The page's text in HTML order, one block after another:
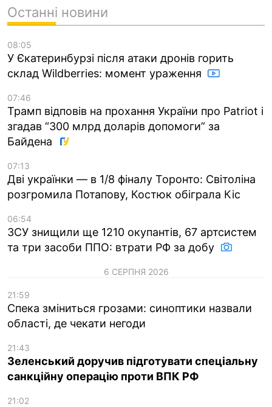
Останні новини
08:05
У Єкатеринбурзі після атаки дронів горить
склад Wildberries: момент ураження
07:46
Трамп відповів на прохання України про Patriot і
згадав “300 млрд доларів допомоги” за
Байдена
07:13
Дві українки — в 1/8 фіналу Торонто: Світоліна
розгромила Потапову, Костюк обіграла Кіс
06:54
ЗСУ знищили ще 1210 окупантів, 67 артсистем
та три засоби ППО: втрати РФ за добу
6 СЕРПНЯ 2026
21:59
Спека зміниться грозами: синоптики назвали
області, де чекати негоди
21:43
Зеленський доручив підготувати спеціальну
санкційну операцію проти ВПК РФ
21:02